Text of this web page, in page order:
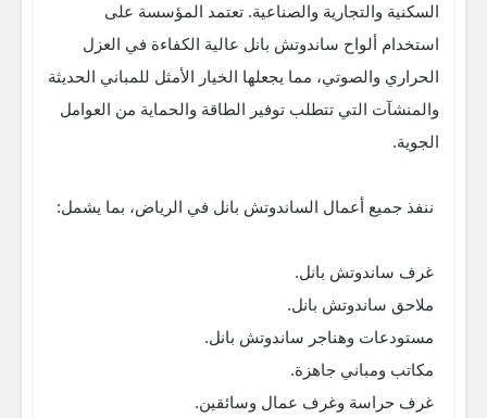
السكنية والتجارية والصناعية. تعتمد المؤسسة على
استخدام ألواح ساندوتش بانل عالية الكفاءة في العزل
الحراري والصوتي، مما يجعلها الخيار الأمثل للمباني الحديثة
والمنشآت التي تتطلب توفير الطاقة والحماية من العوامل
الجوية.
ننفذ جميع أعمال الساندوتش بانل في الرياض، بما يشمل:
غرف ساندوتش بانل.
ملاحق ساندوتش بانل.
مستودعات وهناجر ساندوتش بانل.
مكاتب ومباني جاهزة.
غرف حراسة وغرف عمال وسائقين.